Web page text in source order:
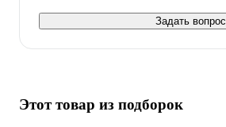
Задать вопрос
Этот товар из подборок